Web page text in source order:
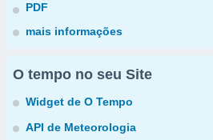
PDF
mais informações
O tempo no seu Site
Widget de O Tempo
API de Meteorologia